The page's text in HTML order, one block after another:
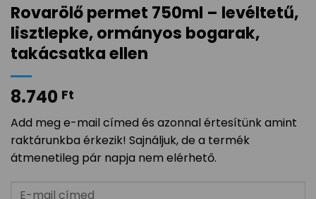
Rovarölő permet 750ml – levéltetű,
lisztlepke, ormányos bogarak,
takácsatka ellen
8.740 Ft
Add meg e-mail címed és azonnal értesítünk amint
raktárunkba érkezik! Sajnáljuk, de a termék
átmenetileg pár napja nem elérhető.